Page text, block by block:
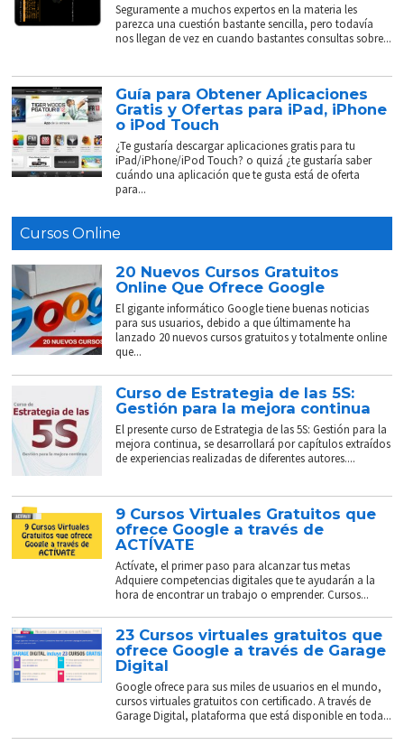
Seguramente a muchos expertos en la materia les
parezca una cuestión bastante sencilla, pero todavía
nos llegan de vez en cuando bastantes consultas sobre...
Guía para Obtener Aplicaciones
Gratis y Ofertas para iPad, iPhone
o iPod Touch
¿Te gustaría descargar aplicaciones gratis para tu
iPad/iPhone/iPod Touch? o quizá ¿te gustaría saber
cuándo una aplicación que te gusta está de oferta
para...
Cursos Online
20 Nuevos Cursos Gratuitos
Online Que Ofrece Google
El gigante informático Google tiene buenas noticias
para sus usuarios, debido a que últimamente ha
lanzado 20 nuevos cursos gratuitos y totalmente online
que...
Curso de Estrategia de las 5S:
Gestión para la mejora continua
El presente curso de Estrategia de las 5S: Gestión para la
mejora continua, se desarrollará por capítulos extraídos
de experiencias realizadas de diferentes autores....
9 Cursos Virtuales Gratuitos que
ofrece Google a través de
ACTÍVATE
Actívate, el primer paso para alcanzar tus metas
Adquiere competencias digitales que te ayudarán a la
hora de encontrar un trabajo o emprender. Cursos...
23 Cursos virtuales gratuitos que
ofrece Google a través de Garage
Digital
Google ofrece para sus miles de usuarios en el mundo,
cursos virtuales gratuitos con certificado. A través de
Garage Digital, plataforma que está disponible en toda...